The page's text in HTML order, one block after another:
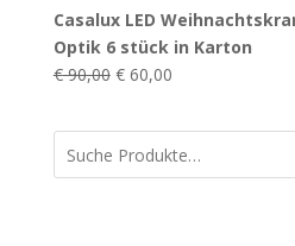
war:
€ 129,00
ist:
€ 85,00.
Casalux LED
Optik 6 stück in Karton
€90,00 Ursprünglicher
war:
€ 90,00
€60,00Aktueller
ist:
€ 60,00.